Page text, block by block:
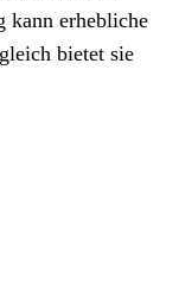
kann erhebliche
bietet sie